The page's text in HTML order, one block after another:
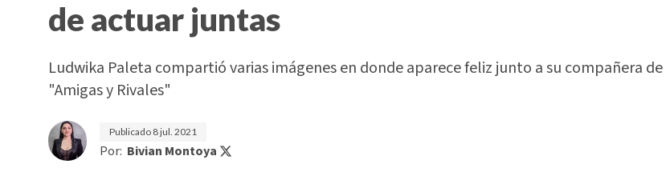
de actuar juntas
Ludwika Paleta compartió varias imágenes en donde aparece feliz junto a su compañera de
"Amigas y Rivales"
Publicado 8 jul. 2021
Por: Bivian Montoya